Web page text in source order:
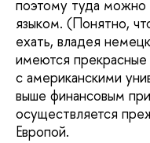
поэтому туда можно
языком. (Понятно,
ехать, владея
имеются прекрасные
с американскими
выше финансовым
осуществляется
Европой.